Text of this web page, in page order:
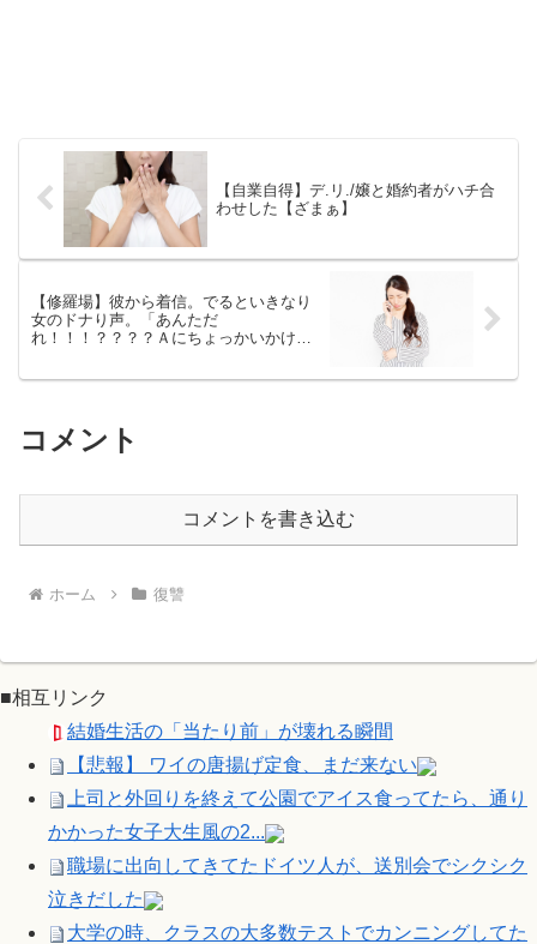
【自業自得】デ.リ./嬢と婚約者がハチ合
わせした【ざまぁ】
【修羅場】彼から着信。でるといきなり
女のドナり声。「あんただ
れ！！！？？？？Ａにちょっかいかけて
コメント
コメントを書き込む
ホーム 復讐
■相互リンク
結婚生活の「当たり前」が壊れる瞬間
【悲報】 ワイの唐揚げ定食、まだ来ない
上司と外回りを終えて公園でアイス食ってたら、通り
かかった女子大生風の2...
職場に出向してきてたドイツ人が、送別会でシクシク
泣きだした
大学の時、クラスの大多数テストでカンニングしてた